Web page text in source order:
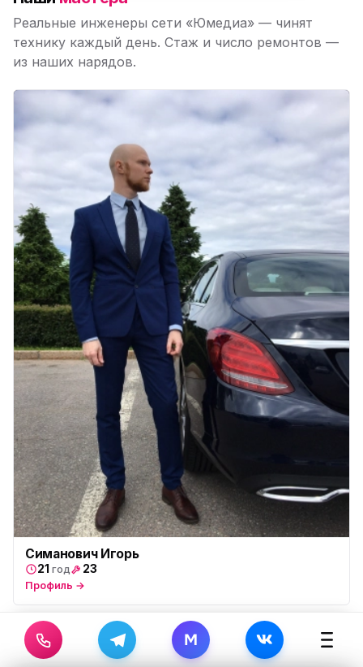
Реальные инженеры сети «Юмедиа» — чинят
технику каждый день. Стаж и число ремонтов —
из наших нарядов.
Симанович Игорь
21 год 23
Профиль →
M